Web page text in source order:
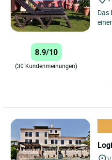
Das
8.9/10
(30 Kundenmeinungen)